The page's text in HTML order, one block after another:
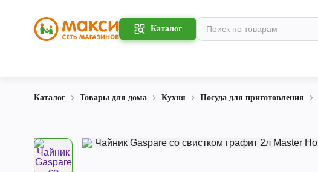
Каталог
Каталог Товары для дома Кухня Посуда для приготовления